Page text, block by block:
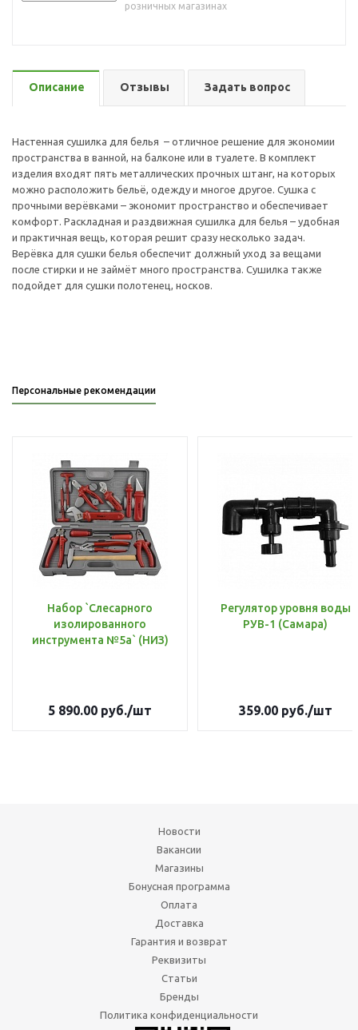
розничных магазинах
Описание Отзывы Задать вопрос
Настенная сушилка для белья – отличное решение для экономии
пространства в ванной, на балконе или в туалете. В комплект
изделия входят пять металлических прочных штанг, на которых
можно расположить бельё, одежду и многое другое. Сушка с
прочными верёвками – экономит пространство и обеспечивает
комфорт. Раскладная и раздвижная сушилка для белья – удобная
и практичная вещь, которая решит сразу несколько задач.
Верёвка для сушки белья обеспечит должный уход за вещами
после стирки и не займёт много пространства. Сушилка также
подойдет для сушки полотенец, носков.
Персональные рекомендации
Набор `Слесарного
изолированного
инструмента №5а` (НИЗ)
5 890.00 руб./шт
Регулятор уровня воды
РУВ-1 (Самара)
359.00руб./шт
Новости
Вакансии
Магазины
Бонусная программа
Оплата
Доставка
Гарантия и возврат
Реквизиты
Статьи
Бренды
Политика конфиденциальности